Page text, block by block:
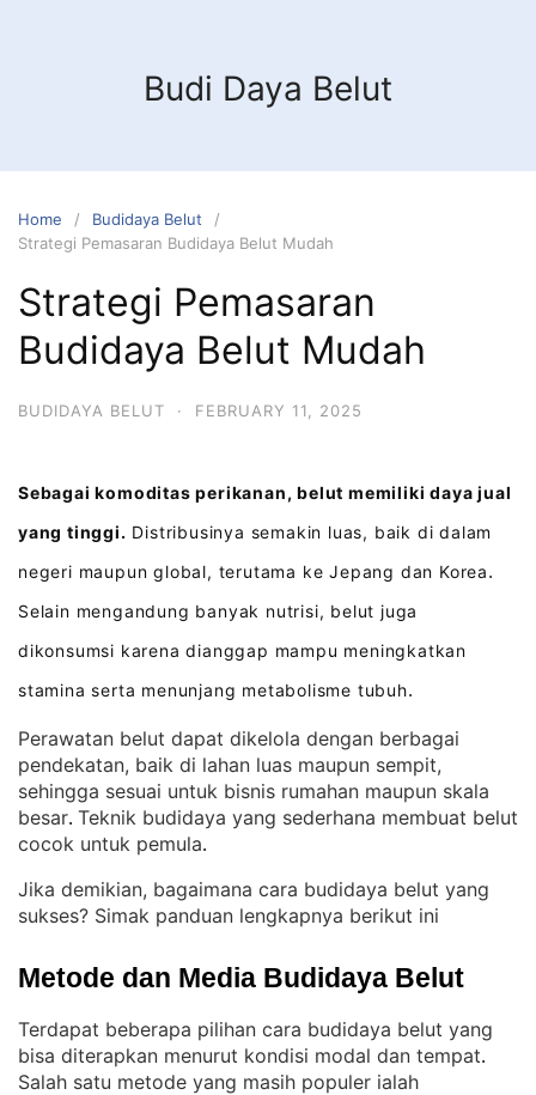
Budi Daya Belut
Home
Budidaya Belut
Strategi Pemasaran Budidaya Belut Mudah
Strategi Pemasaran
Budidaya Belut Mudah
BUDIDAYA BELUT · FEBRUARY 11, 2025
Sebagai komoditas perikanan, belut memiliki daya jual
yang tinggi. Distribusinya semakin luas, baik di dalam
negeri maupun global, terutama ke Jepang dan Korea.
Selain mengandung banyak nutrisi, belut juga
dikonsumsi karena dianggap mampu meningkatkan
stamina serta menunjang metabolisme tubuh.
Perawatan belut dapat dikelola dengan berbagai
pendekatan, baik di lahan luas maupun sempit,
sehingga sesuai untuk bisnis rumahan maupun skala
besar. Teknik budidaya yang sederhana membuat belut
cocok untuk pemula.
Jika demikian, bagaimana cara budidaya belut yang
sukses? Simak panduan lengkapnya berikut ini
Metode dan Media Budidaya Belut
Terdapat beberapa pilihan cara budidaya belut yang
bisa diterapkan menurut kondisi modal dan tempat
Salah satu metode yang masih populer ialah